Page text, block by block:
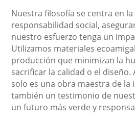
Nuestra filosofía se centra en
responsabilidad social,
nuestro esfuerzo tenga un
Utilizamos materiales
producción que minimizan la
sacrificar la calidad o el
solo es una obra maestra de la
también un testimonio de
un futuro más verde y